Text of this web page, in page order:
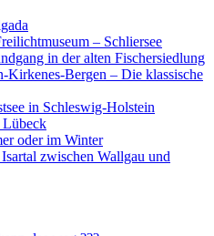
– Schliersee
in der alten Fischersiedlung
Kirkenes-Bergen – Die klassische
in Schleswig-Holstein
Lübeck
oder im Winter
zwischen Wallgau und